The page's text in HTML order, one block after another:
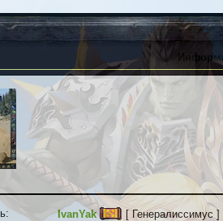
IvanYak [ Генералиссимус ]